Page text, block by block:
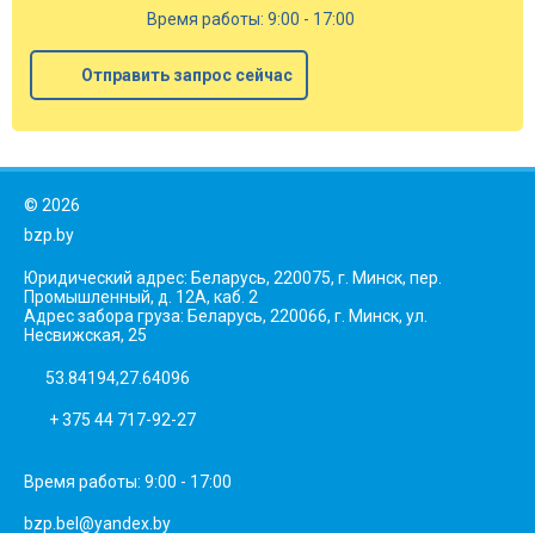
Время работы: 9:00 - 17:00
Отправить запрос сейчас
© 2026
bzp.by
Юридический адрес: Беларусь, 220075, г. Минск, пер.
Промышленный, д. 12А, каб. 2
Адрес забора груза: Беларусь, 220066, г. Минск, ул.
Несвижская, 25
53.84194,27.64096
+ 375 44 717-92-27
Время работы: 9:00 - 17:00
bzp.bel@yandex.by